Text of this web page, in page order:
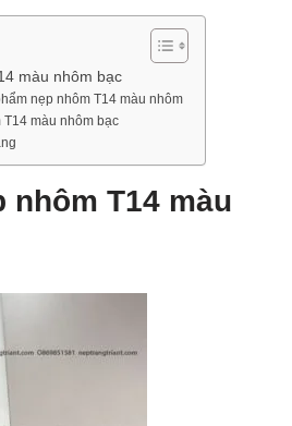
màu nhôm bạc
nẹp nhôm T14 màu nhôm
T14 màu nhôm bạc
nhôm T14 màu